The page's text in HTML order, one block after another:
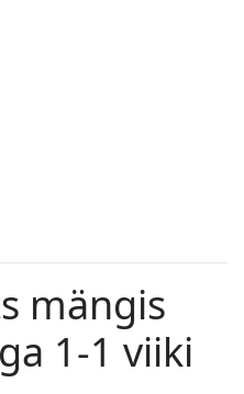
mängis
1-1 viiki